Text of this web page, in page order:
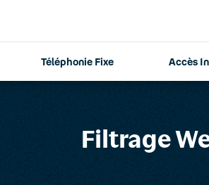
Téléphonie Fixe Accès
Filtrage